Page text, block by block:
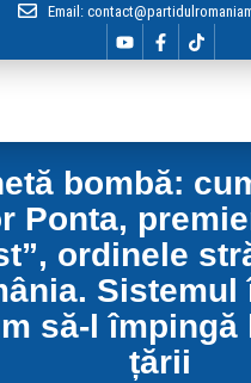
Email:
bombă:
Ponta,
ordinele
Sistemul
să-l împingă
țării